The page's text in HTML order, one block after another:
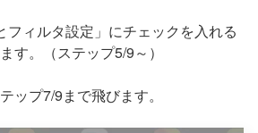
フィルタ設定」にチェックを入れる
す。（ステップ5/9～）
ップ7/9まで飛びます。